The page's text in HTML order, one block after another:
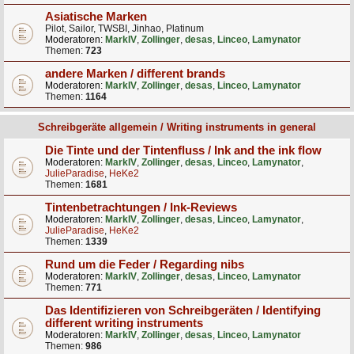
Asiatische Marken
Pilot, Sailor, TWSBI, Jinhao, Platinum
Moderatoren: MarkIV, Zollinger, desas, Linceo, Lamynator
Themen: 723
andere Marken / different brands
Moderatoren: MarkIV, Zollinger, desas, Linceo, Lamynator
Themen: 1164
Schreibgeräte allgemein / Writing instruments in general
Die Tinte und der Tintenfluss / Ink and the ink flow
Moderatoren: MarkIV, Zollinger, desas, Linceo, Lamynator,
JulieParadise, HeKe2
Themen: 1681
Tintenbetrachtungen / Ink-Reviews
Moderatoren: MarkIV, Zollinger, desas, Linceo, Lamynator,
JulieParadise, HeKe2
Themen: 1339
Rund um die Feder / Regarding nibs
Moderatoren: MarkIV, Zollinger, desas, Linceo, Lamynator
Themen: 771
Das Identifizieren von Schreibgeräten / Identifying
different writing instruments
Moderatoren: MarkIV, Zollinger, desas, Linceo, Lamynator
Themen: 986